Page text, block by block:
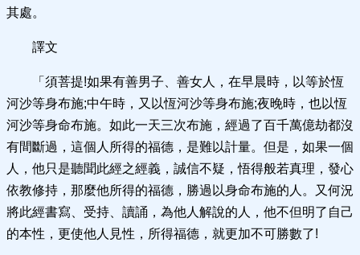
其處。
譯文
「須菩提!如果有善男子、善女人，在早晨時，以等於恆
河沙等身布施;中午時，又以恆河沙等身布施;夜晚時，也以恆
河沙等身命布施。如此一天三次布施，經過了百千萬億劫都沒
有間斷過，這個人所得的福德，是難以計量。但是，如果一個
人，他只是聽聞此經之經義，誠信不疑，悟得般若真理，發心
依教修持，那麼他所得的福德，勝過以身命布施的人。又何況
將此經書寫、受持、讀誦，為他人解說的人，他不但明了自己
的本性，更使他人見性，所得福德，就更加不可勝數了!